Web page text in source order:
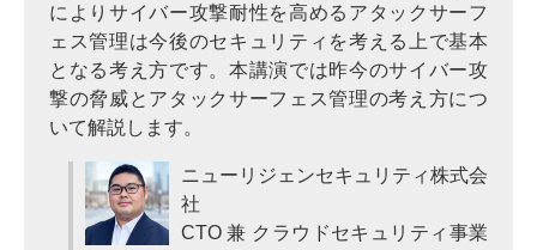
によりサイバー攻撃耐性を高めるアタックサーフ
ェス管理は今後のセキュリティを考える上で基本
となる考え方です。本講演では昨今のサイバー攻
撃の脅威とアタックサーフェス管理の考え方につ
いて解説します。
ニューリジェンセキュリティ株式会
社
CTO 兼 クラウドセキュリティ事業